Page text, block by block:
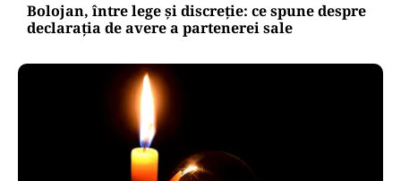
Bolojan, între lege și discreție: ce spune despre
declarația de avere a partenerei sale